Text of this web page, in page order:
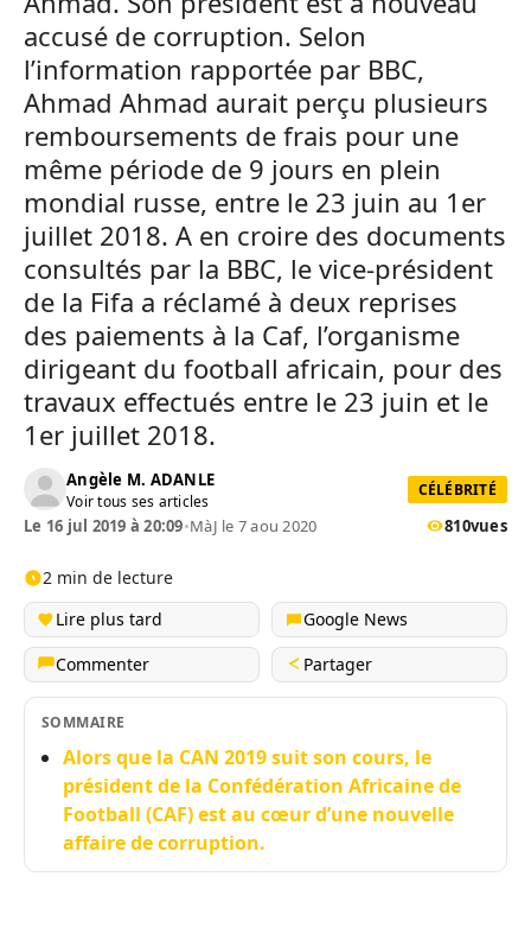
accusé de corruption. Selon
l’information rapportée par BBC,
Ahmad Ahmad aurait perçu plusieurs
remboursements de frais pour une
même période de 9 jours en plein
mondial russe, entre le 23 juin au 1er
juillet 2018. A en croire des documents
consultés par la BBC, le vice-président
de la Fifa a réclamé à deux reprises
des paiements à la Caf, l’organisme
dirigeant du football africain, pour des
travaux effectués entre le 23 juin et le
1er juillet 2018.
Angèle M. ADANLE
Voir tous ses articles
CÉLÉBRITÉ
Le 16 jul 2019 à 20:09•MàJ le 7 aou 2020 810vues
2 min de lecture
Lire plus tard
Google News
Commenter
Partager
SOMMAIRE
Alors que la CAN 2019 suit son cours, le
président de la Confédération Africaine de
Football (CAF) est au cœur d’une nouvelle
affaire de corruption.